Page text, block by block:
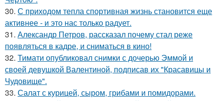
30. С приходом тепла спортивная жизнь становится еще
активнее - и это нас только радует.
31. Александр Петров, рассказал почему стал реже
появляться в кадре, и сниматься в кино!
32. Тимати опубликовал снимки с дочерью Эммой и
своей девушкой Валентиной, подписав их "Красавицы и
Чудовище".
33. Салат с курицей, сыром, грибами и помидорами.